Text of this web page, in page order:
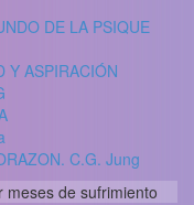
DE LA PSIQUE
Y ASPIRACIÓN
C.G. Jung
meses de sufrimiento